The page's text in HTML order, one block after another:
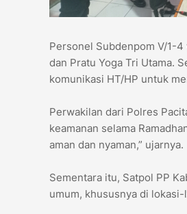
Personel Subdenpom V/1-
dan Pratu Yoga Tri Utama.
komunikasi HT/HP untuk
Perwakilan dari Polres
keamanan selama
aman dan nyaman,” ujarnya.
Sementara itu, Satpol PP
umum, khususnya di